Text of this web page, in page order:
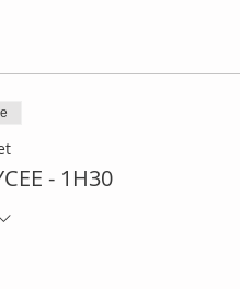
vous sera communiquée
de votre réservation.
(via ce formulaire)
téléphone (07 64 09 88 99 ).
le billet "Découverte"
- 1H30